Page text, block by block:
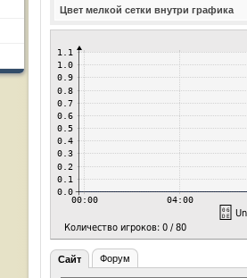
Цвет мелкой сетки внутри графика
Сайт Форум